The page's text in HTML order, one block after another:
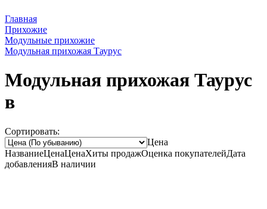
Главная
Прихожие
Модульные прихожие
Модульная прихожая Таурус
Модульная прихожая Таурус
в
Сортировать:
Цена
НазваниеЦенаЦенаХиты продажОценка покупателейДата
добавленияВ наличии